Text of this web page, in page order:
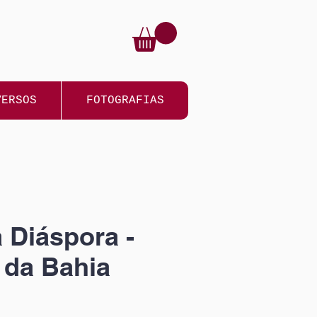
Diáspora -
Bahia
FOTOGRAFIAS